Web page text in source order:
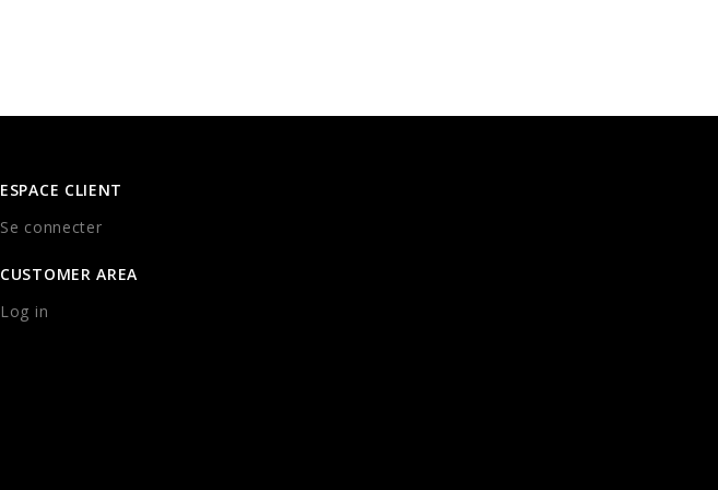
ESPACE CLIENT
Se connecter
CUSTOMER AREA
Log in